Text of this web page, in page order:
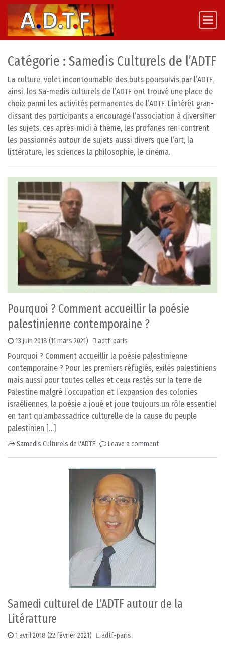
Skip to content
Main Navigation
Catégorie : Samedis Culturels de l’ADTF
La culture, volet incontournable des buts poursuivis par l’ADTF,
ainsi, les Sa-medis culturels de l’ADTF ont trouvé une place de
choix parmi les activités permanentes de l’ADTF. L’intérêt gran-
dissant des participants a encouragé l’association à diversifier
les sujets, ces après-midi à thème, les profanes ren-contrent
les passionnés autour de sujets aussi divers que l’art, la
littérature, les sciences la philosophie, le cinéma.
Pourquoi ? Comment accueillir la poésie
palestinienne contemporaine ?
13 juin 2018 (11 mars 2021) adtf-paris
Pourquoi ? Comment accueillir la poésie palestinienne
contemporaine ? Pour les premiers réfugiés, exilés palestiniens
mais aussi pour toutes celles et ceux restés sur la terre de
Palestine malgré l’occupation et l’expansion des colonies
israéliennes, la poésie a joué et joue toujours un rôle essentiel
en tant qu’ambassadrice culturelle de la cause du peuple
palestinien […]
Samedis Culturels de l'ADTF Leave a comment
Samedi culturel de L’ADTF autour de la
Litératture
1 avril 2018 (22 février 2021) adtf-paris